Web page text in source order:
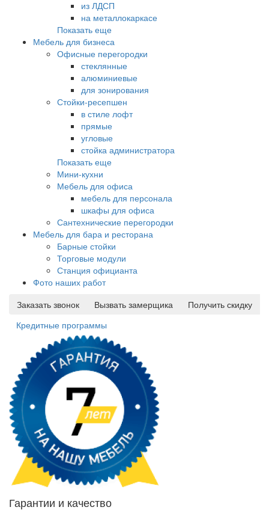
из ЛДСП
на металлокаркасе
Показать еще
Мебель для бизнеса
Офисные перегородки
стеклянные
алюминиевые
для зонирования
Стойки-ресепшен
в стиле лофт
прямые
угловые
стойка администратора
Показать еще
Мини-кухни
Мебель для офиса
мебель для персонала
шкафы для офиса
Сантехнические перегородки
Мебель для бара и ресторана
Барные стойки
Торговые модули
Станция официанта
Фото наших работ
Заказать звонок
Вызвать замерщика
Получить скидку
Кредитные программы
Гарантии и качество